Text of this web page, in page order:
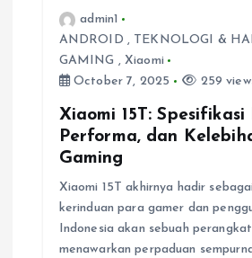
admin1
ANDROID , TEKNOLOGI &
GAMING ,Xiaomi
October 7, 2025
259
Xiaomi 15T:
Performa, dan
Gaming
Xiaomi 15T akhirnya hadir
kerinduan para gamer dan
Indonesia akan sebuah
menawarkan perpaduan